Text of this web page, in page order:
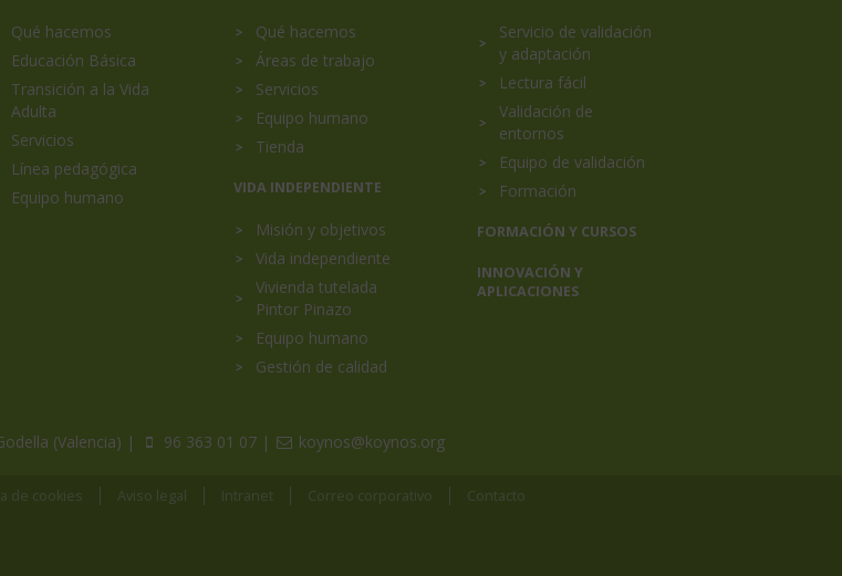
Qué hacemos
Educación Básica
Transición a la Vida
Adulta
Servicios
Línea pedagógica
Equipo humano
Qué hacemos
Áreas de trabajo
Servicios
Equipo humano
Tienda
VIDA INDEPENDIENTE
Misión y objetivos
Vida independiente
Vivienda tutelada
Pintor Pinazo
Equipo humano
Gestión de calidad
Servicio de validación
y adaptación
Lectura fácil
Validación de
entornos
Equipo de validación
Formación
FORMACIÓN Y CURSOS
INNOVACIÓN Y
APLICACIONES
(Valencia) | 96 363 01 07 | koynos@koynos.org
de cookies Aviso legal Intranet Correo corporativo Contacto